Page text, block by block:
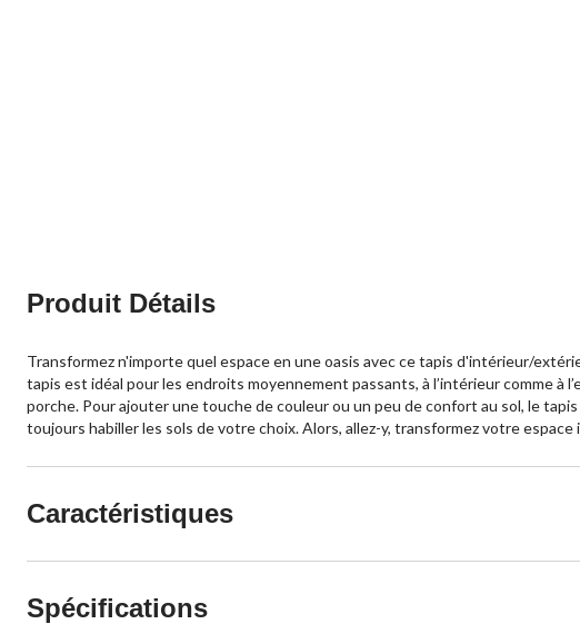
Produit Détails
Transformez n'importe quel espace en une oasis avec ce tapis d'intérieur/
tapis est idéal pour les endroits moyennement passants, à l’intérieur comme à
porche. Pour ajouter une touche de couleur ou un peu de confort au sol, le
toujours habiller les sols de votre choix. Alors, allez-y, transformez votre
Caractéristiques
Spécifications